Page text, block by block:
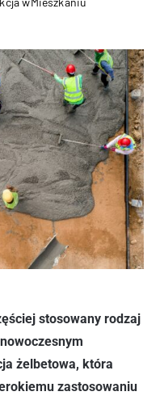
stosowany rodzaj
żelbetowa, która
zastosowaniu